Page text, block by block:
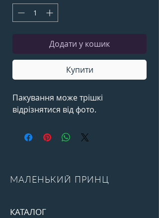
Додати у кошик
Купити
Пакування може трішкі
відрізнятися від фото.
МАЛЕНЬКИЙ ПРИНЦ
КАТАЛОГ